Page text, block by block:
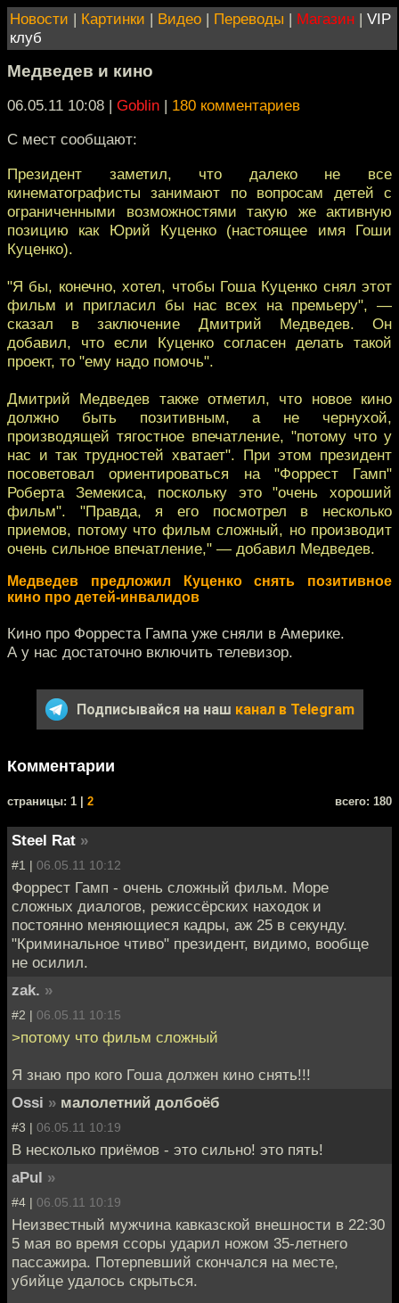
Новости | Картинки | Видео | Переводы | Магазин | VIP
клуб
Медведев и кино
06.05.11 10:08 | Goblin | 180 комментариев
С мест сообщают:
Президент заметил, что далеко не все
кинематографисты занимают по вопросам детей с
ограниченными возможностями такую же активную
позицию как Юрий Куценко (настоящее имя Гоши
Куценко).
"Я бы, конечно, хотел, чтобы Гоша Куценко снял этот
фильм и пригласил бы нас всех на премьеру", —
сказал в заключение Дмитрий Медведев. Он
добавил, что если Куценко согласен делать такой
проект, то "ему надо помочь".
Дмитрий Медведев также отметил, что новое кино
должно быть позитивным, а не чернухой,
производящей тягостное впечатление, "потому что у
нас и так трудностей хватает". При этом президент
посоветовал ориентироваться на "Форрест Гамп"
Роберта Земекиса, поскольку это "очень хороший
фильм". "Правда, я его посмотрел в несколько
приемов, потому что фильм сложный, но производит
очень сильное впечатление," — добавил Медведев.
Медведев предложил Куценко снять позитивное
кино про детей-инвалидов
Кино про Форреста Гампа уже сняли в Америке.
А у нас достаточно включить телевизор.
Подписывайся на наш канал в Telegram
Комментарии
cтраницы: 1 | 2 всего: 180
Steel Rat »
#1 | 06.05.11 10:12
Форрест Гамп - очень сложный фильм. Море
сложных диалогов, режиссёрских находок и
постоянно меняющиеся кадры, аж 25 в секунду.
"Криминальное чтиво" президент, видимо, вообще
не осилил.
zak. »
#2 | 06.05.11 10:15
>потому что фильм сложный
Я знаю про кого Гоша должен кино снять!!!
Ossi » малолетний долбоёб
#3 | 06.05.11 10:19
В несколько приёмов - это сильно! это пять!
aPul »
#4 | 06.05.11 10:19
Неизвестный мужчина кавказской внешности в 22:30
5 мая во время ссоры ударил ножом 35-летнего
пассажира. Потерпевший скончался на месте,
убийце удалось скрыться.